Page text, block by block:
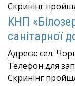
Скринінг
КНП
санітарної
Адреса: сел.
Телефон для
Скринінг